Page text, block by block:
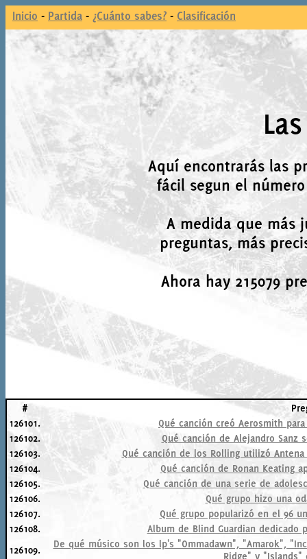
Inicio - Partida - ¿Cuánto sabes? - Clasificación
Aquí encontrarás las
fácil segun el
A medida que más
preguntas, más
Ahora hay 215079
#
126101.
Qué canción creó Aerosmith
126102.
Qué canción de Alejandro Sanz
126103.
Qué canción de los Rolling utilizó
126104.
Qué canción de Ronan Keating
126105.
Qué canción de una serie de
126106.
Qué grupo hizo una
126107.
Qué grupo popularizó en el 96
126108.
Album de Blind Guardian dedicado
126109.
De qué músico son los lp's "Ommadawn", "Amarok",
Ridge" y "Islands"